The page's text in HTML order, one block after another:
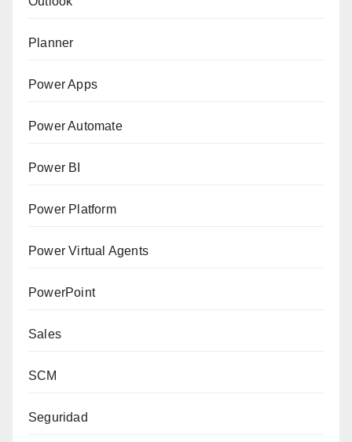
Planner
Power Apps
Power Automate
Power BI
Power Platform
Power Virtual Agents
PowerPoint
Sales
SCM
Seguridad